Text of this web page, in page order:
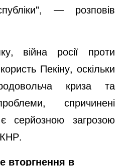
— розповів
війна росії проти
Пекіну, оскільки
криза та
спричинені
серйозною загрозою
вторгнення в